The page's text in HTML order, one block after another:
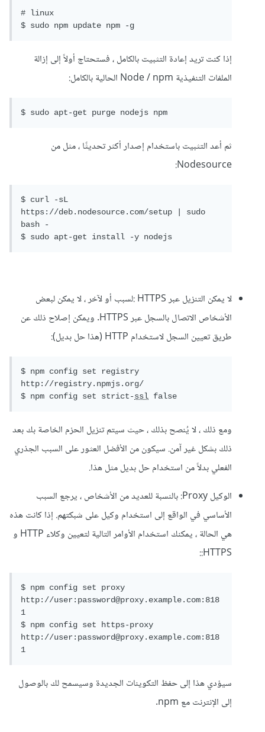
# linux
$ sudo npm update npm -g
إذا كنت تريد إعادة التثبيت بالكامل ، فستحتاج أولاً إلى إزالة
الملفات التنفيذية Node / npm الحالية بالكامل:
$ sudo apt-get purge nodejs npm
ثم أعد التثبيت باستخدام إصدار أكثر تحديثًا ، مثل من
Nodesource:
$ curl -sL
https://deb.nodesource.com/setup | sudo
bash -
$ sudo apt-get install -y nodejs
لا يمكن التنزيل عبر HTTPS :لسبب أو لآخر ، لا يمكن لبعض
الأشخاص الاتصال بالسجل عبر HTTPS. ويمكن إصلاح ذلك عن
طريق تعيين السجل لاستخدام HTTP (هذا حل بديل):
$ npm config set registry
http://registry.npmjs.org/
$ npm config set strict-ssl false
ومع ذلك ، لا يُنصح بذلك ، حيث سيتم تنزيل الحزم الخاصة بك بعد
ذلك بشكل غير آمن. سيكون من الأفضل العثور على السبب الجذري
الفعلي بدلاً من استخدام حل بديل مثل هذا.
الوكيل Proxy: بالنسبة للعديد من الأشخاص ، يرجع السبب
الأساسي في الواقع إلى استخدام وكيل على شبكتهم. إذا كانت هذه
هي الحالة ، يمكنك استخدام الأوامر التالية لتعيين وكلاء HTTP و
HTTPS::
$ npm config set proxy
http://user:password@proxy.example.com:818
1
$ npm config set https-proxy
http://user:password@proxy.example.com:818
1
سيؤدي هذا إلى حفظ التكوينات الجديدة وسيسمح لك بالوصول
إلى الإنترنت مع npm.